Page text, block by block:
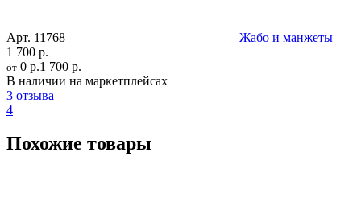
Арт. 11768
Жабо и манжеты
1 700 р.
от 0 р.1 700 р.
В наличии на маркетплейсах
3 отзыва
4
Похожие товары